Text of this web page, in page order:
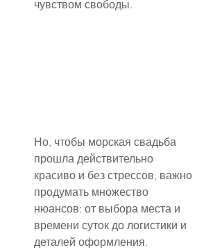
чувством свободы.
Но, чтобы морская свадьба
прошла действительно
красиво и без стрессов, важно
продумать множество
нюансов: от выбора места и
времени суток до логистики и
деталей оформления.